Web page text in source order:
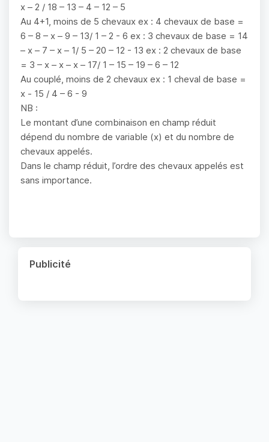
x – 2 / 18 – 13 – 4 – 12 – 5
Au 4+1, moins de 5 chevaux ex : 4 chevaux de base =
6 – 8 – x – 9 – 13/ 1 – 2 - 6 ex : 3 chevaux de base = 14
– x – 7 – x – 1/ 5 – 20 – 12 - 13 ex : 2 chevaux de base
= 3 – x – x – x – 17/ 1 – 15 – 19 – 6 – 12
Au couplé, moins de 2 chevaux ex : 1 cheval de base =
x - 15 / 4 – 6 - 9
NB :
Le montant d’une combinaison en champ réduit
dépend du nombre de variable (x) et du nombre de
chevaux appelés.
Dans le champ réduit, l’ordre des chevaux appelés est
sans importance.
Publicité